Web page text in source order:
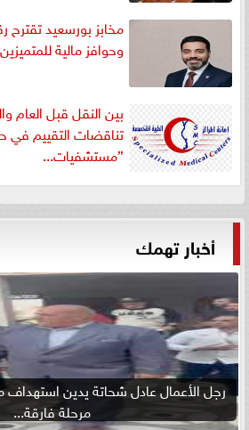
مخابز بورسعيد تقترح
وحوافز مالية
بين النقل قبل العام
تناقضات التقييم في
”مستشفيات...
أخبار تهمك
رجل الأعمال عادل شحاتة يدين استهداف
مرحلة فارقة...